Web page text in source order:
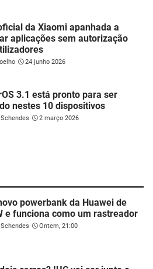
da Xiaomi apanhada a
aplicações sem autorização
24 junho 2026
3.1 está pronto para ser
nestes 10 dispositivos
2 março 2026
powerbank da Huawei de
e funciona como um rastreador
Ontem, 21:00